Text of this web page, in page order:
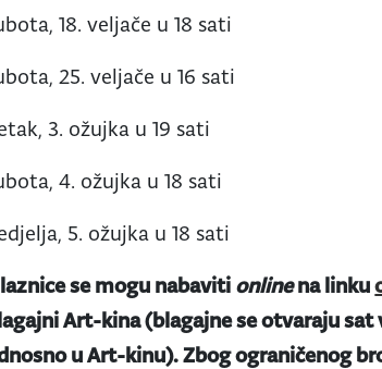
18. veljače u 18 sati
25. veljače u 16 sati
3. ožujka u 19 sati
4. ožujka u 18 sati
5. ožujka u 18 sati
se mogu nabaviti onlinena linku
Art-kina (blagajne se otvaraju
u Art-kinu). Zbog ograničenog